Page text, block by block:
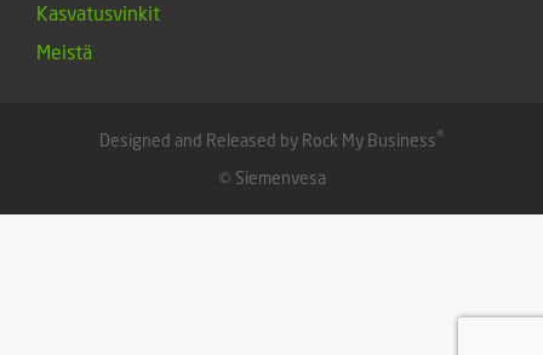
Kasvatusvinkit
Meistä
Designed and Released by Rock My Business®
© Siemenvesa